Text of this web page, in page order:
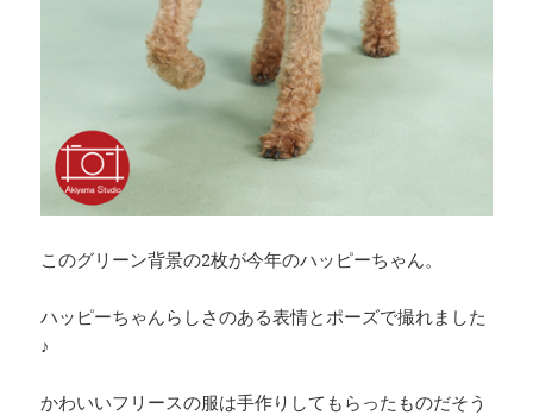
このグリーン背景の2枚が今年のハッピーちゃん。
ハッピーちゃんらしさのある表情とポーズで撮れました
♪
かわいいフリースの服は手作りしてもらったものだそう